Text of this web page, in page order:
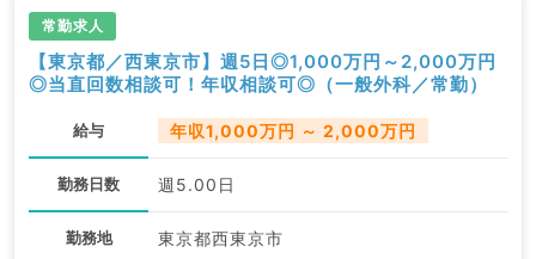
常勤求人
【東京都／西東京市】週5日◎1,000万円～2,000万円
◎当直回数相談可！年収相談可◎（一般外科／常勤）
給与 年収1,000万円 ～ 2,000万円
勤務日数 週5.00日
勤務地 東京都西東京市